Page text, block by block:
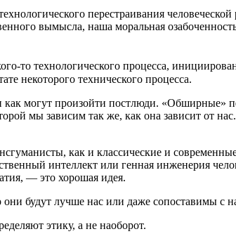
пере­стра­и­ва­ния
вымыс­ла, наша мораль­ная
то тех­но­ло­ги­че­ско­го про­цес­са,
неко­то­ро­го тех­ни­че­ско­го процесса.
могут про­изой­ти пост­лю­ди. «Обшир­ные»
мы зави­сим так же, как она зави­сит от
как и клас­си­че­ские и
интел­лект или ген­ная инже­не­рия
— это хоро­шая идея.
будут луч­ше нас или даже сопо­ста­ви­мы с
эти­ку, а не наоборот.